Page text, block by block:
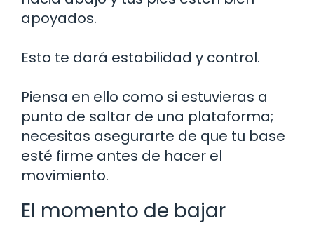
apoyados.
Esto te dará estabilidad y control.
Piensa en ello como si estuvieras a
punto de saltar de una plataforma;
necesitas asegurarte de que tu base
esté firme antes de hacer el
movimiento.
El momento de bajar